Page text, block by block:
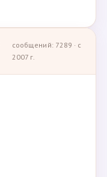
сообщений: 7289 · с
2007 г.